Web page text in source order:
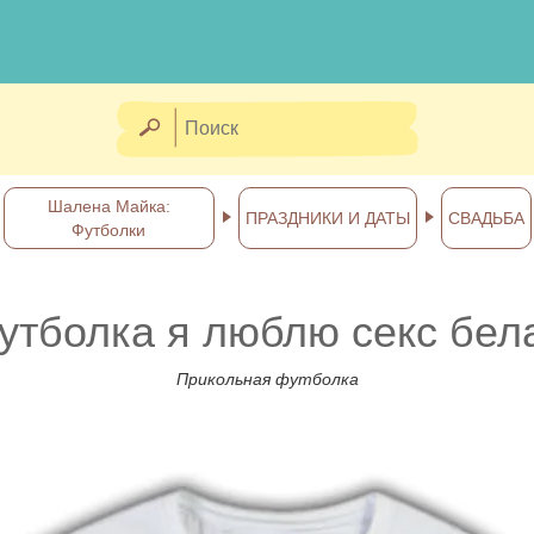
Шалена Майка:
Футболки
ПРАЗДНИКИ И ДАТЫ СВАДЬБА
я люблю секс
Прикольная футболка